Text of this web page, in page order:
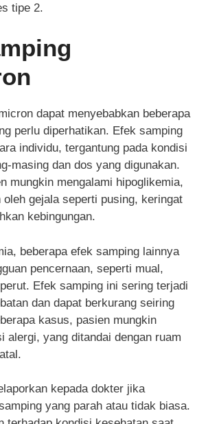
tipe 2.
dapat menyebabkan beberapa
perlu diperhatikan. Efek samping
individu, tergantung pada kondisi
masing dan dos yang digunakan.
mungkin mengalami hipoglikemia,
gejala seperti pusing, keringat
kebingungan.
beberapa efek samping lainnya
pencernaan, seperti mual,
Efek samping ini sering terjadi
dan dapat berkurang seiring
kasus, pasien mungkin
alergi, yang ditandai dengan ruam
kepada dokter jika
yang parah atau tidak biasa.